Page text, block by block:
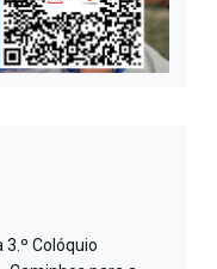
3.º Colóquio